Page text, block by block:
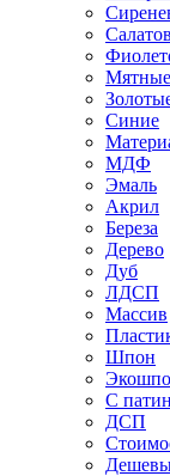
Мятные
Синие
МДФ
Эмаль
Акрил
Береза
Дерево
Дуб
ЛДСП
Массив
Шпон
С
ДСП